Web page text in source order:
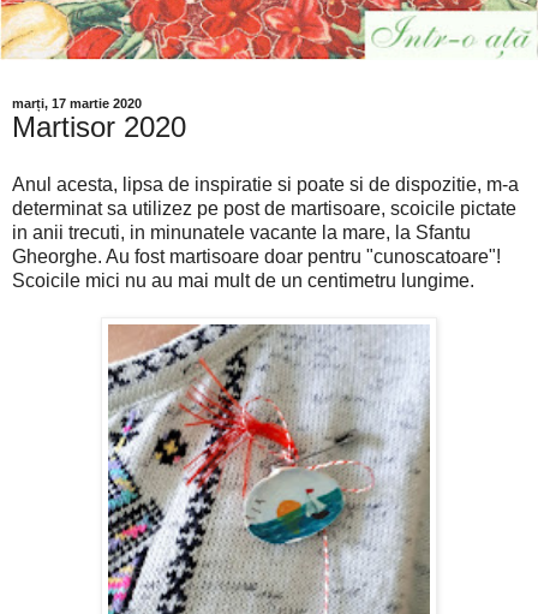
marți, 17 martie 2020
Martisor 2020
Anul acesta, lipsa de inspiratie si poate si de dispozitie, m-a
determinat sa utilizez pe post de martisoare, scoicile pictate
in anii trecuti, in minunatele vacante la mare, la Sfantu
Gheorghe. Au fost martisoare doar pentru "cunoscatoare"!
Scoicile mici nu au mai mult de un centimetru lungime.